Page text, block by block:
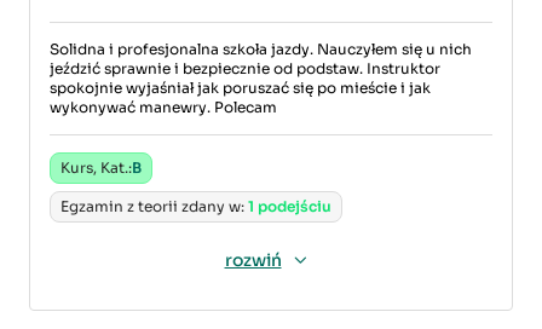
Solidna i profesjonalna szkoła jazdy. Nauczyłem się u nich
jeździć sprawnie i bezpiecznie od podstaw. Instruktor
spokojnie wyjaśniał jak poruszać się po mieście i jak
wykonywać manewry. Polecam
Kurs, Kat.:B
Egzamin z teorii zdany w: 1 podejściu
rozwiń